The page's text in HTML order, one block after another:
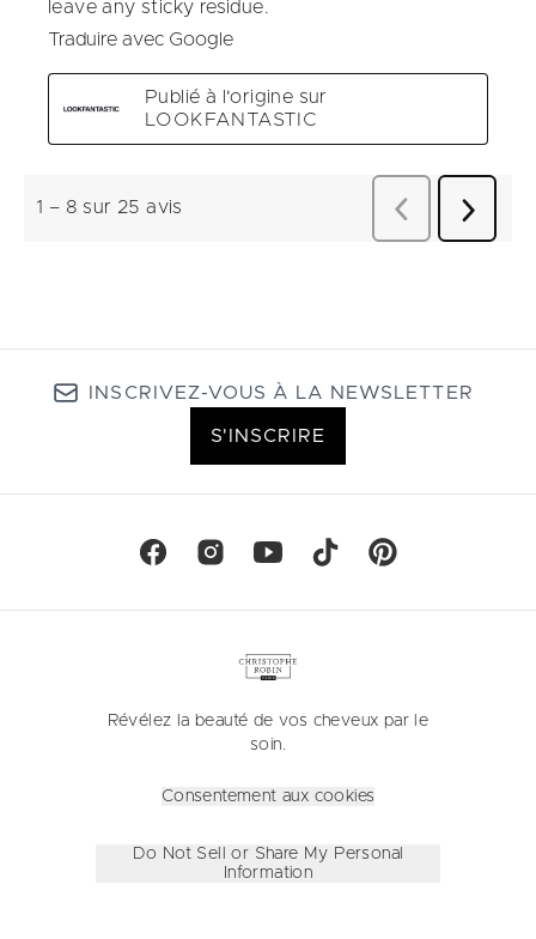
INSCRIVEZ-VOUS À LA NEWSLETTER
S'INSCRIRE
Révélez la beauté de vos cheveux par le
soin.
Consentement aux cookies
Do Not Sell or Share My Personal
Information